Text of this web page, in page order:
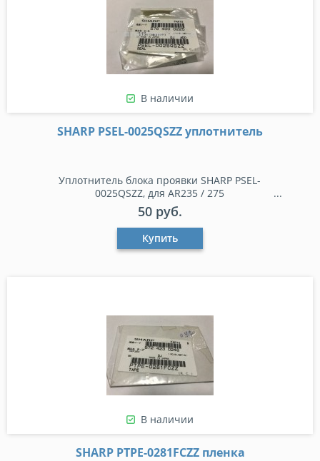
В наличии
SHARP PSEL-0025QSZZ уплотнитель
Уплотнитель блока проявки SHARP PSEL-
0025QSZZ, для AR235 / 275
50 руб.
Купить
В наличии
SHARP PTPE-0281FCZZ пленка